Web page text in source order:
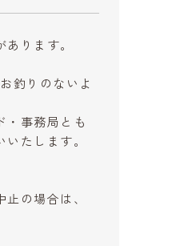
ります。
釣りのないよ
・事務局とも
たします。
の場合は、